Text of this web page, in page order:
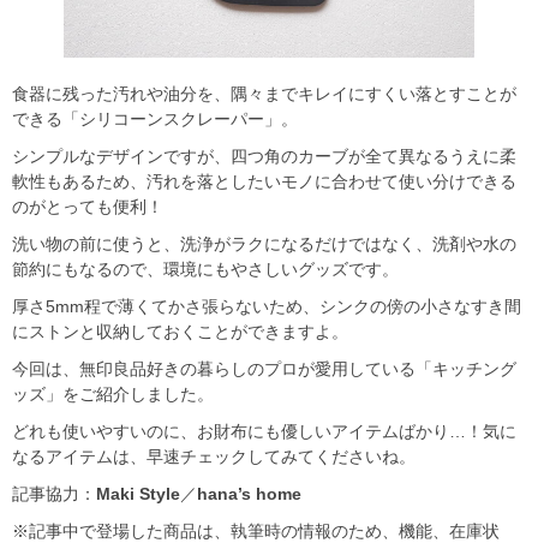
食器に残った汚れや油分を、隅々までキレイにすくい落とすことが
できる「シリコーンスクレーパー」。
シンプルなデザインですが、四つ角のカーブが全て異なるうえに柔
軟性もあるため、汚れを落としたいモノに合わせて使い分けできる
のがとっても便利！
洗い物の前に使うと、洗浄がラクになるだけではなく、洗剤や水の
節約にもなるので、環境にもやさしいグッズです。
厚さ5mm程で薄くてかさ張らないため、シンクの傍の小さなすき間
にストンと収納しておくことができますよ。
今回は、無印良品好きの暮らしのプロが愛用している「キッチング
ッズ」をご紹介しました。
どれも使いやすいのに、お財布にも優しいアイテムばかり…！気に
なるアイテムは、早速チェックしてみてくださいね。
記事協力： Maki Style／hana’s home
※記事中で登場した商品は、執筆時の情報のため、機能、在庫状